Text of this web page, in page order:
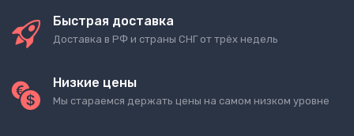
Быстрая доставка
Доставка в РФ и страны СНГ от трёх недель
Низкие цены
Мы стараемся держать цены на самом низком уровне